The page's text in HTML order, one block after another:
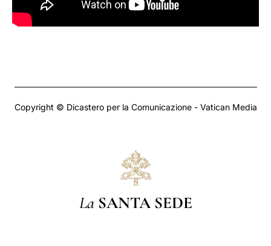
Copyright © Dicastero per la Comunicazione - Vatican Media
La SANTA SEDE